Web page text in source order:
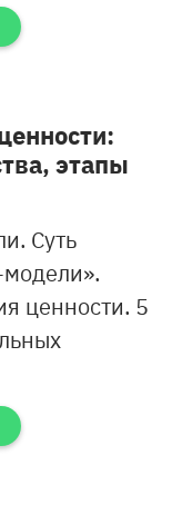
этапы
Суть
ценности. 5